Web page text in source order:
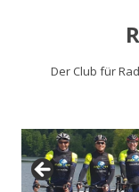
Der Club für